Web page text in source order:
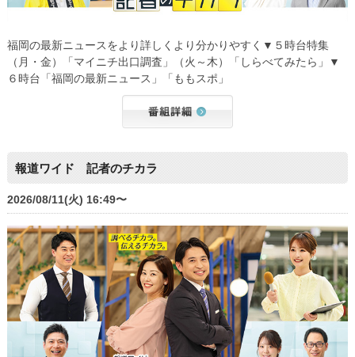
福岡の最新ニュースをより詳しくより分かりやすく▼５時台特集
（月・金）「マイニチ出口調査」（火～木）「しらべてみたら」▼
６時台「福岡の最新ニュース」「ももスポ」
報道ワイド 記者のチカラ
2026/08/11(火) 16:49〜